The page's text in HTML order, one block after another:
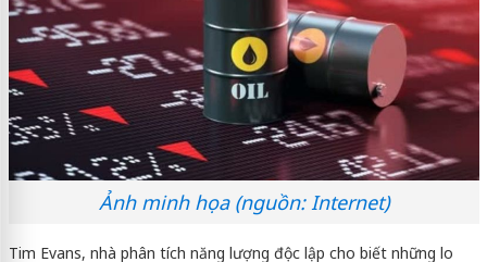
Ảnh minh họa (nguồn: Internet)
Tim Evans, nhà phân tích năng lượng độc lập cho biết những lo